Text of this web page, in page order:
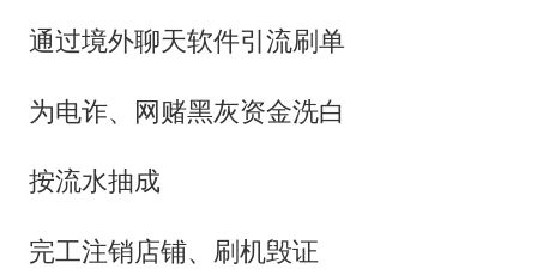
通过境外聊天软件引流刷单
为电诈、网赌黑灰资金洗白
按流水抽成
完工注销店铺、刷机毁证